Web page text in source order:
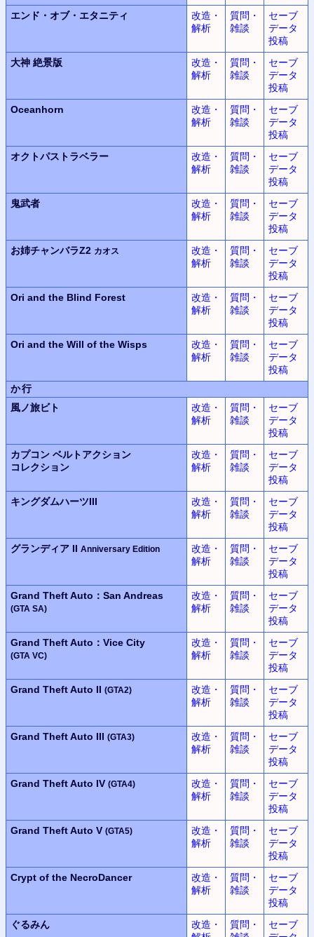
エンド・オブ・エタニティ
改造・
解析
質問・
雑談
セーブ
データ
投稿
大神 絶景版
改造・
解析
質問・
雑談
セーブ
データ
投稿
Oceanhorn
改造・
解析
質問・
雑談
セーブ
データ
投稿
オクトパストラベラー
改造・
解析
質問・
雑談
セーブ
データ
投稿
鬼武者
改造・
解析
質問・
雑談
セーブ
データ
投稿
お姉チャンバラZ2 カオス
改造・
解析
質問・
雑談
セーブ
データ
投稿
Ori and the Blind Forest
改造・
解析
質問・
雑談
セーブ
データ
投稿
Ori and the Will of the Wisps
改造・
解析
質問・
雑談
セーブ
データ
投稿
か行
風ノ旅ビト
改造・
解析
質問・
雑談
セーブ
データ
投稿
カプコン ベルトアクション
コレクション
改造・
解析
質問・
雑談
セーブ
データ
投稿
キングダムハーツIII
改造・
解析
質問・
雑談
セーブ
データ
投稿
グランディア II Anniversary Edition
改造・
解析
質問・
雑談
セーブ
データ
投稿
Grand Theft Auto：San Andreas
(GTA SA)
改造・
解析
質問・
雑談
セーブ
データ
投稿
Grand Theft Auto：Vice City
(GTA VC)
改造・
解析
質問・
雑談
セーブ
データ
投稿
Grand Theft Auto II (GTA2)
改造・
解析
質問・
雑談
セーブ
データ
投稿
Grand Theft Auto III (GTA3)
改造・
解析
質問・
雑談
セーブ
データ
投稿
Grand Theft Auto IV (GTA4)
改造・
解析
質問・
雑談
セーブ
データ
投稿
Grand Theft Auto V (GTA5)
改造・
解析
質問・
雑談
セーブ
データ
投稿
Crypt of the NecroDancer
改造・
解析
質問・
雑談
セーブ
データ
投稿
ぐるみん
改造・
質問・
セーブ